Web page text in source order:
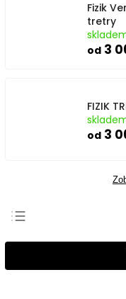
Fizik
tretry
od 3
FIZIK
od 3
Nejprodávanější